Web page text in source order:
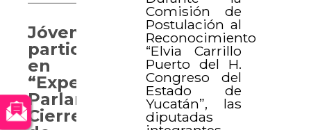
Comisión de
Postulación al
Reconocimiento
“Elvia Carrillo
Puerto del H.
Congreso del
Estado de
Yucatán”, las
diputadas
Jóvenes
participan
en
“Experiencia
Parlamentaria.
Cierre